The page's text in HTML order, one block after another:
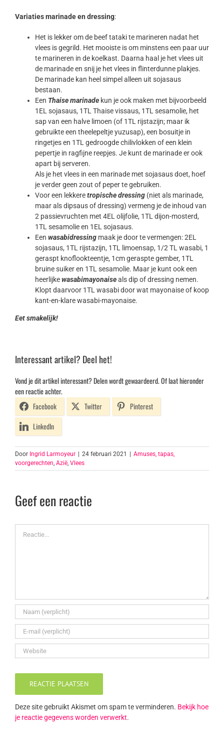
Variaties marinade en dressing:
Het is lekker om de beef tataki te marineren nadat het
vlees is gegrild. Het mooiste is om minstens een paar uur
te marineren in de koelkast. Daarna haal je het vlees uit
de marinade en snij je het vlees in flinterdunne plakjes.
De marinade kan heel simpel alleen uit sojasaus
bestaan.
Een Thaise marinadekun je ook maken met bijvoorbeeld
1EL sojasaus, 1TL Thaise vissaus, 1TL sesamolie, het
sap van een halve limoen (of 1TL rijstazijn; maar ik
gebruikte een theelepeltje yuzusap), een bosuitje in
ringetjes en 1TL gedroogde chilivlokken of een klein
pepertje in ragfijne reepjes. Je kunt de marinade er ook
apart bij serveren.
Als je het vlees in een marinade met sojasaus doet, hoef
je verder geen zout of peper te gebruiken.
Voor een lekkeretropische dressing(niet als marinade,
maar als dipsaus of dressing) vermeng je de inhoud van
2 passievruchten met 4EL olijfolie, 1TL dijon-mosterd,
1TL sesamolie en 1EL sojasaus.
Een wasabidressingmaak je door te vermengen: 2EL
sojasaus, 1TL rijstazijn, 1TL limoensap, 1/2 TL wasabi, 1
geraspt knoflookteentje, 1cm geraspte gember, 1TL
bruine suiker en 1TL sesamolie. Maar je kunt ook een
heerlijkewasabimayonaiseals dip of dressing nemen.
Klopt daarvoor 1TL wasabi door wat mayonaise of koop
kant-en-klare wasabi-mayonaise.
Eet smakelijk!
Interessant artikel? Deel het!
Vond je dit artikel interessant? Delen wordt gewaardeerd. Of laat hieronder
een reactie achter.
Facebook
Twitter
Pinterest
LinkedIn
Door Ingrid Larmoyeur | 24 februari 2021 | Amuses, tapas,
voorgerechten Azië Vlees
Geef een reactie
Deze site gebruikt Akismet om spam te verminderen. Bekijk hoe
je reactie gegevens worden verwerkt.